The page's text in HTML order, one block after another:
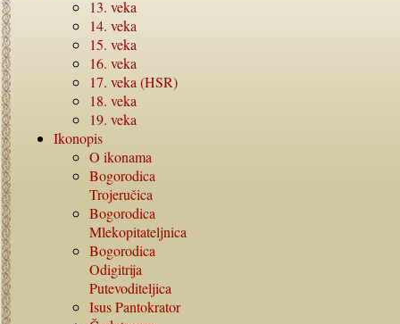
13. veka
14. veka
15. veka
16. veka
17. veka (HSR)
18. veka
19. veka
Ikonopis
O ikonama
Bogorodica
Trojeručica
Bogorodica
Mlekopitateljnica
Bogorodica
Odigitrija
Putevoditeljica
Isus Pantokrator